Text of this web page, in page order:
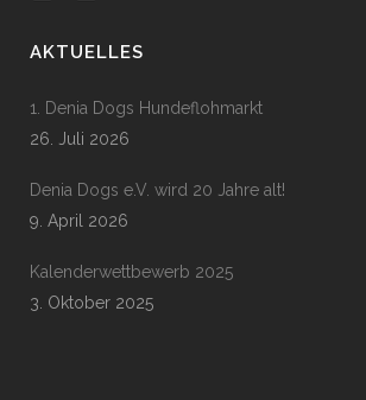
AKTUELLES
1. Denia Dogs Hundeflohmarkt
26. Juli 2026
Denia Dogs e.V. wird 20 Jahre alt!
9. April 2026
Kalenderwettbewerb 2025
3. Oktober 2025